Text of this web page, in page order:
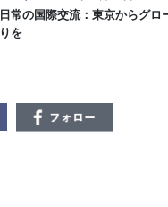
日常の国際交流：東京からグロ
りを